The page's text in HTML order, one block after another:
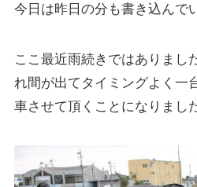
今日は昨日の分も書き込んで
ここ最近雨続きではありまし
れ間が出てタイミングよく一
車させて頂くことになりまし